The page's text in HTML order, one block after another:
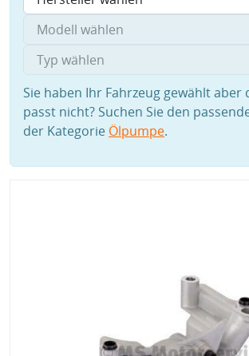
Sie haben Ihr Fahrzeug gewählt aber
passt nicht? Suchen Sie den
der Kategorie Ölpumpe.